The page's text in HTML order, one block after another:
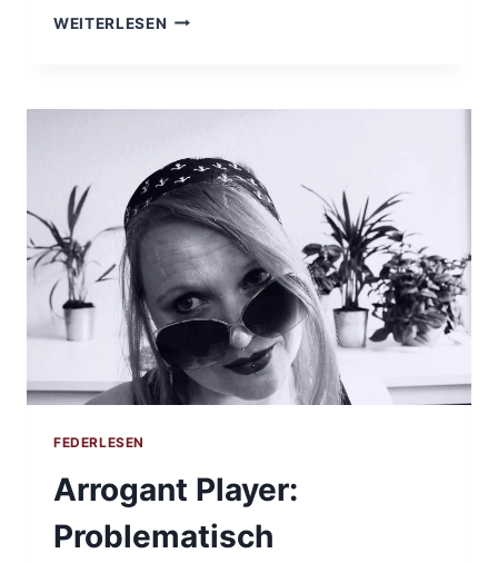
WEITERLESEN 146
VERGESSEN
FEDERLESEN
Arrogant Player:
Problematisch